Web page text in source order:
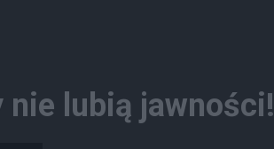
nie lubią jawności!